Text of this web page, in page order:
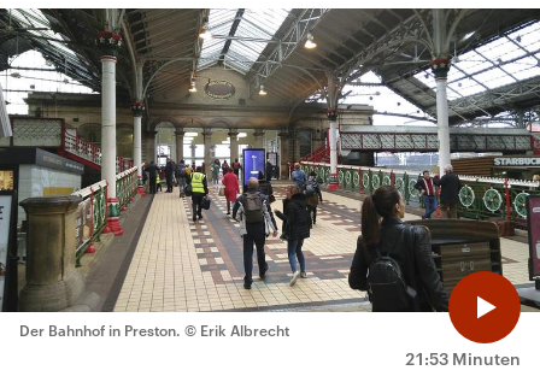
21:53 Minuten
Der Bahnhof in Preston. © Erik Albrecht